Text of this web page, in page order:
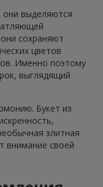
выделяются
сохраняют
цветов
Именно поэтому
выглядящий
Букет из
элитная
внимание своей